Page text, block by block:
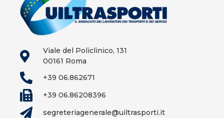
Viale del Policlinico, 131
00161 Roma
+39 06.862671
+39 06.86208396
segreteriagenerale@uiltrasporti.it